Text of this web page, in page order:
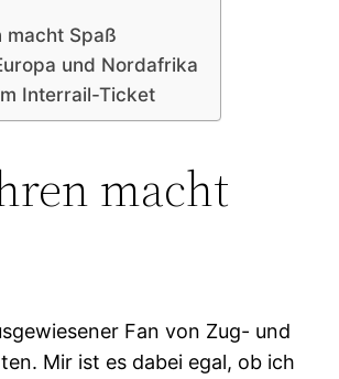
macht Spaß
und Nordafrika
Interrail-Ticket
macht
Fan von Zug- und
Mir ist es dabei egal, ob ich